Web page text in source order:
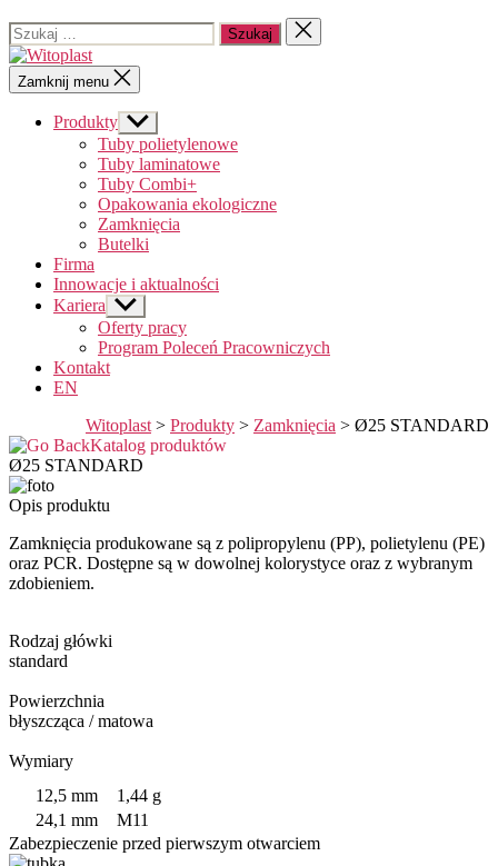
Szukaj:
Zamknij
wyszukiwanie
Witoplast
Zamknij menu
Produkty Pokaż
podmenu
Tuby polietylenowe
Tuby laminatowe
Tuby Combi+
Opakowania ekologiczne
Zamknięcia
Butelki
Firma
Innowacje i aktualności
Kariera Pokaż
podmenu
Oferty pracy
Program Poleceń Pracowniczych
Kontakt
EN
Witoplast > Produkty > Zamknięcia > Ø25 STANDARD
Katalog produktów
Ø25 STANDARD
Opis produktu
Zamknięcia produkowane są z polipropylenu (PP), polietylenu (PE)
oraz PCR. Dostępne są w dowolnej kolorystyce oraz z wybranym
zdobieniem.
Rodzaj główki
standard
Powierzchnia
błyszcząca / matowa
Wymiary
12,5 mm
1,44 g
24,1 mm
M11
Zabezpieczenie przed pierwszym otwarciem